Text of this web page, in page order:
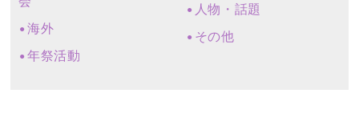
海外
年祭活動
人物・話題
その他